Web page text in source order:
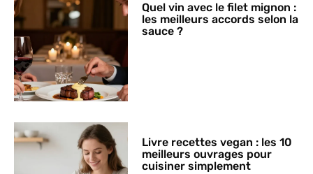
Quel vin avec le filet mignon :
les meilleurs accords selon la
sauce ?
Livre recettes vegan : les 10
meilleurs ouvrages pour
cuisiner simplement